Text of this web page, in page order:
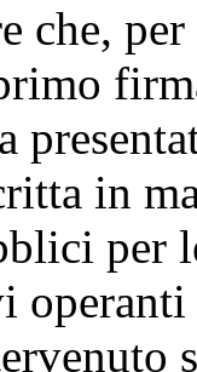
per
in
per